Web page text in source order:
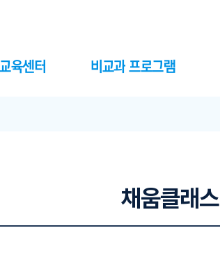
육센터 비교과 프로그램
채움클래스